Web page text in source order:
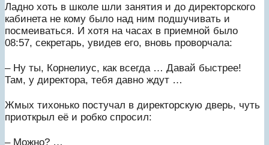
Ладно хоть в школе шли занятия и до директорского
кабинета не кому было над ним подшучивать и
посмеиваться. И хотя на часах в приемной было
08:57, секретарь, увидев его, вновь проворчала:
– Ну ты, Корнелиус, как всегда … Давай быстрее!
Там, у директора, тебя давно ждут …
Жмых тихонько постучал в директорскую дверь, чуть
приоткрыл её и робко спросил:
– Можно? …